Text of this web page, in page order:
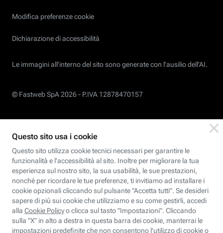
Modifica preferenze cookie
Dichiarazione di accessibilità
Le immagini all’interno del sito sono generate con l'ausilio dell'AI.
© Fastweb SpA 2026 - P.IVA 12878470157